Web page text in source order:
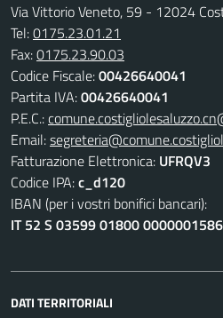
Via Vittorio Veneto, 59 - 12024
Tel:0175.23.01.21
Fax:0175.23.90.03
Codice Fiscale:00426640041
Partita IVA:00426640041
P.E.C.:
Email:
Fatturazione Elettronica: UFRQV3
Codice IPA:c_d120
IBAN (per i vostri bonifici bancari):
IT 52 S 03599 01800
DATI TERRITORIALI